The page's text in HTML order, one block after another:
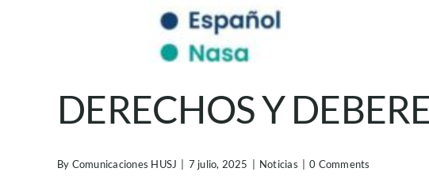
DERECHOS Y
By Comunicaciones HUSJ 7 julio, 2025 Noticias 0 Comments